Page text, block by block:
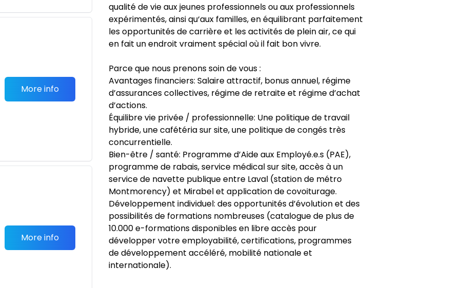
More info
More info
qualité de vie aux jeunes professionnels ou aux professionnels
expérimentés, ainsi qu‘aux familles, en équilibrant parfaitement
les opportunités de carrière et les activités de plein air, ce qui
en fait un endroit vraiment spécial où il fait bon vivre.
Parce que nous prenons soin de vous :
Avantages financiers: Salaire attractif, bonus annuel, régime
d’assurances collectives, régime de retraite et régime d’achat
d’actions.
Équilibre vie privée / professionnelle: Une politique de travail
hybride, une cafétéria sur site, une politique de congés très
concurrentielle.
Bien-être / santé: Programme d’Aide aux Employé.e.s (PAE),
programme de rabais, service médical sur site, accès à un
service de navette publique entre Laval (station de métro
Montmorency) et Mirabel et application de covoiturage.
Développement individuel: des opportunités d’évolution et des
possibilités de formations nombreuses (catalogue de plus de
10.000 e-formations disponibles en libre accès pour
développer votre employabilité, certifications, programmes
de développement accéléré, mobilité nationale et
internationale).